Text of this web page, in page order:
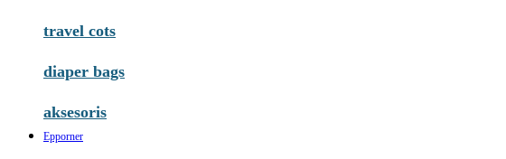
travel cots
diaper bags
aksesoris
Epporner